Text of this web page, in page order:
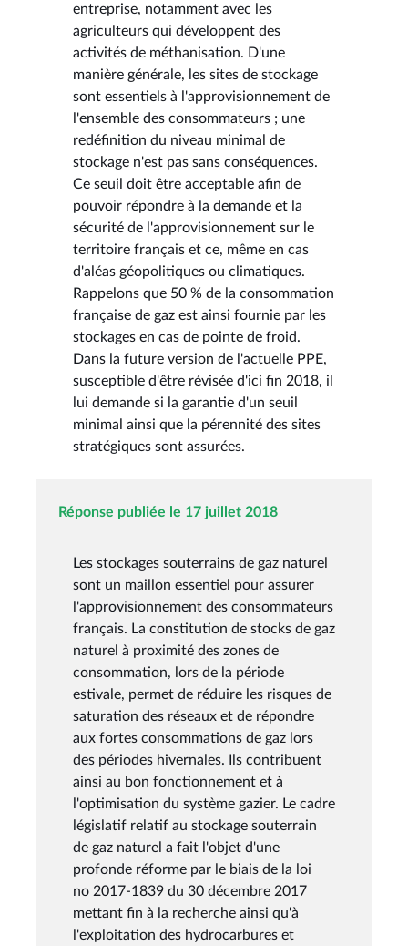
entreprise, notamment avec les
agriculteurs qui développent des
activités de méthanisation. D'une
manière générale, les sites de stockage
sont essentiels à l'approvisionnement de
l'ensemble des consommateurs ; une
redéfinition du niveau minimal de
stockage n'est pas sans conséquences.
Ce seuil doit être acceptable afin de
pouvoir répondre à la demande et la
sécurité de l'approvisionnement sur le
territoire français et ce, même en cas
d'aléas géopolitiques ou climatiques.
Rappelons que 50 % de la consommation
française de gaz est ainsi fournie par les
stockages en cas de pointe de froid.
Dans la future version de l'actuelle PPE,
susceptible d'être révisée d'ici fin 2018, il
lui demande si la garantie d'un seuil
minimal ainsi que la pérennité des sites
stratégiques sont assurées.
Réponse publiée le 17 juillet 2018
Les stockages souterrains de gaz naturel
sont un maillon essentiel pour assurer
l'approvisionnement des consommateurs
français. La constitution de stocks de gaz
naturel à proximité des zones de
consommation, lors de la période
estivale, permet de réduire les risques de
saturation des réseaux et de répondre
aux fortes consommations de gaz lors
des périodes hivernales. Ils contribuent
ainsi au bon fonctionnement et à
l'optimisation du système gazier. Le cadre
législatif relatif au stockage souterrain
de gaz naturel a fait l'objet d'une
profonde réforme par le biais de la loi
no 2017-1839 du 30 décembre 2017
mettant fin à la recherche ainsi qu'à
l'exploitation des hydrocarbures et